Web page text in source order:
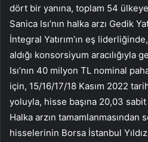
dört bir yanına, toplam 54
Sanica Isı’nın halka arzı Gedik
İntegral Yatırım’ın eş
aldığı konsorsiyum aracılığıyla
Isı’nın 40 milyon TL nominal
için, 15/16/17/18 Kasım 2022
yoluyla, hisse başına 20,03
Halka arzın tamamlanmasından
hisselerinin Borsa İstanbul